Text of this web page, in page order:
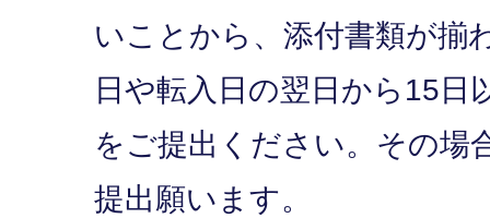
いことから、添付書類が揃
日や転入日の翌日から15日
をご提出ください。その場
提出願います。